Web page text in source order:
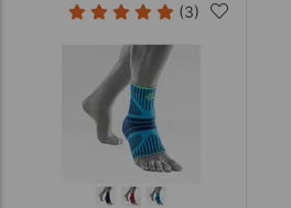
(3)